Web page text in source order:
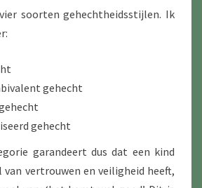
soorten gehechtheidsstijlen. Ik
gehecht
gehecht
garandeert dus dat een kind
van vertrouwen en veiligheid heeft,